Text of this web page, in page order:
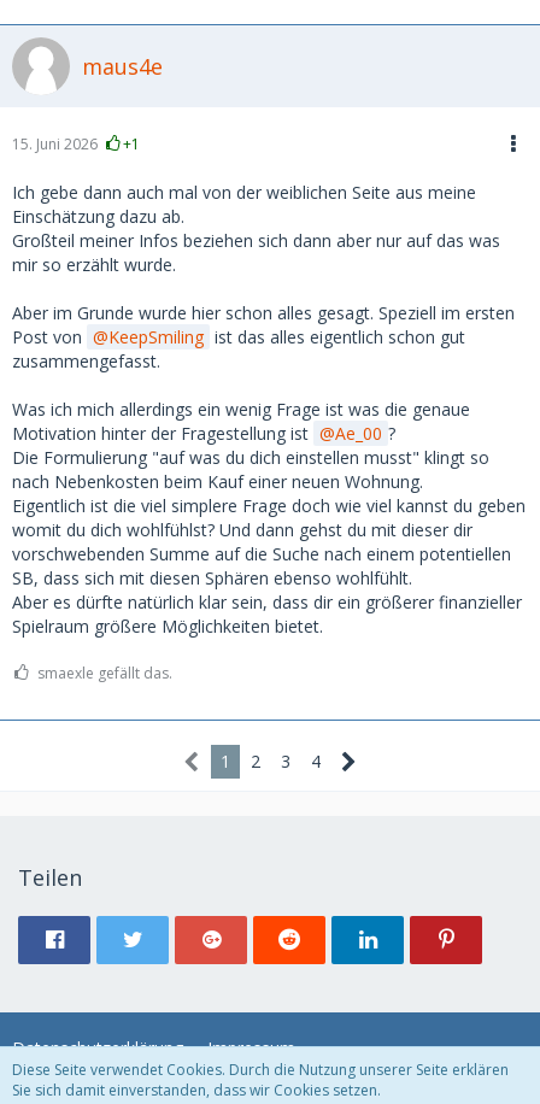
maus4e
15. Juni 2026 +1
Ich gebe dann auch mal von der weiblichen Seite aus meine
Einschätzung dazu ab.
Großteil meiner Infos beziehen sich dann aber nur auf das was
mir so erzählt wurde.
Aber im Grunde wurde hier schon alles gesagt. Speziell im ersten
Post von
KeepSmiling ist das alles eigentlich schon gut
zusammengefasst.
Was ich mich allerdings ein wenig Frage ist was die genaue
Motivation hinter der Fragestellung ist
Ae_00 ?
Die Formulierung "auf was du dich einstellen musst" klingt so
nach Nebenkosten beim Kauf einer neuen Wohnung.
Eigentlich ist die viel simplere Frage doch wie viel kannst du geben
womit du dich wohlfühlst? Und dann gehst du mit dieser dir
vorschwebenden Summe auf die Suche nach einem potentiellen
SB, dass sich mit diesen Sphären ebenso wohlfühlt.
Aber es dürfte natürlich klar sein, dass dir ein größerer finanzieller
Spielraum größere Möglichkeiten bietet.
smaexle gefällt das.
1 2 3 4
Teilen
Datenschutzerklärung Impressum
Diese Seite verwendet Cookies. Durch die Nutzung unserer Seite erklären
Sie sich damit einverstanden, dass wir Cookies setzen.